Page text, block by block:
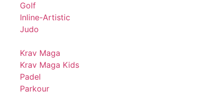
Golf
Inline-Artistic
Judo
Krav Maga
Krav Maga Kids
Padel
Parkour